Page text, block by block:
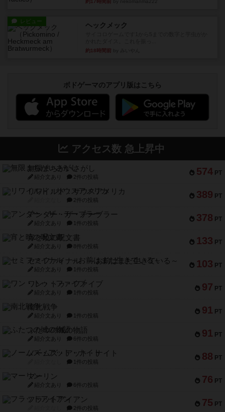
約17時間前
レビュー ヘックメック
約18時間前
ボドゲーマのアプリ版はこちら
アクセス数 急上昇中
574 PT
無限まちがいさがし
紹介文あり 2件の投稿
389 PT
リワイルド：サウスアメリカ
2件の投稿
378 PT
アンダー・ザ・テーブラー
紹介文あり 1件の投稿
133 PT
宵と暁の呪文書
紹介文あり 8件の投稿
103 PT
セミファイナル ～お前はまだ生きている～
紹介文あり 1件の投稿
97 PT
ワン・トゥ・ファイブ
紹介文あり 1件の投稿
91 PT
南北戦争
紹介文あり 1件の投稿
91 PT
ふたつの城の物語
紹介文あり 6件の投稿
88 PT
ノームズ・アット・ナイト
1件の投稿
76 PT
マーリン
紹介文あり 6件の投稿
75 PT
フラットアイアン
2件の投稿